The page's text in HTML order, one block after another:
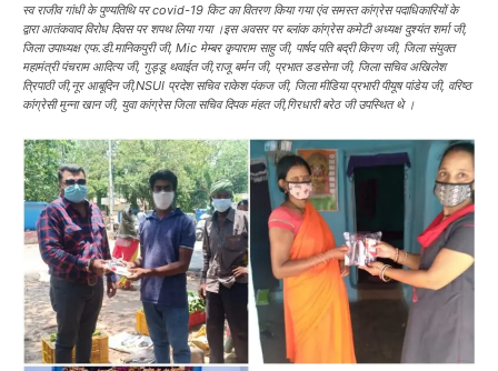
स्व राजीव गांधी के पुण्यतिथि पर covid-19 किट का वितरण किया गया एंव समस्त कांग्रेस पदाधिकारियों के
द्वारा आतंकवाद विरोध दिवस पर शपथ लिया गया ।इस अवसर पर ब्लांक कांग्रेस कमेटी अध्यक्ष ‌दुश्यंत शर्मा जी,
जिला उपाध्यक्ष एफ.डी.मानिकपुरी जी, Mic मेम्बर कृपाराम साहु जी, पार्षद पति बद्री किरण जी, जिला संयुक्त
महामंत्री पंचराम आदित्य जी, गुड्डू थवाईत जी,राजू बर्मन जी, प्रभात डडसेना जी, जिला सचिव अखिलेश
त्रिपाठी जी,नूर आबूदिन जी,NSUI प्रदेश सचिव राकेश पंकज जी, जिला मीडिया प्रभारी पीयूष पांडेय जी, वरिष्ठ
कांग्रेसी मुन्ना खान जी, युवा कांग्रेस जिला सचिव दिपक मंहत जी,गिरधारी बरेठ जी उपस्थित थे ।